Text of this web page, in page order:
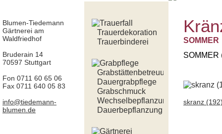
Blumen-Tiedemann
Gärtnerei am
Waldfriedhof
Bruderain 14
70597 Stuttgart
Fon 0711 60 65 06
Fax 0711 640 05 83
info@tiedemann-
blumen.de
Trauerdekoration
Trauerbinderei
Grabstättenbetreuung
Dauergrabpflege
Grabschmuck
Wechselbepflanzung
Dauerbepflanzung
SOMMER
skranz
SOMMER